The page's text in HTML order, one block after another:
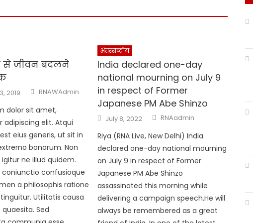
से जीवन बदलने
2019 RNAWAdmin
dolor sit amet,
elit. Atqui
eius generis, ut sit in
bonorum. Non
ne illud quidem.
confusioque
a philosophis ratione
Utilitatis causa
Sed
अंतरराष्ट्रीय
India declared one-day
national mourning on July 9
in respect of Former
Japanese PM Abe Shinzo
July 8, 2022 RNAadmin
Riya (RNA Live, New Delhi) India
declared one-day national mourning
on July 9 in respect of Former
Japanese PM Abe Shinzo
assassinated this morning while
delivering a campaign speech.He will
always be remembered as a great